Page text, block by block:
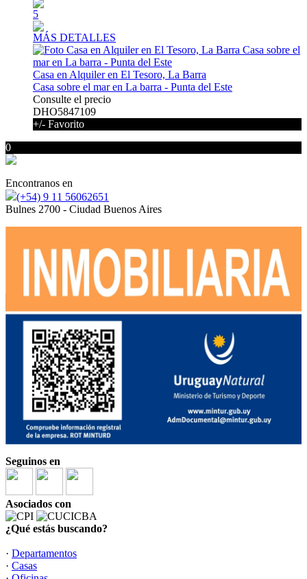
5
MÁS DETALLES
Casa en Alquiler en El Tesoro, La Barra
Casa sobre el mar en La barra - Punta del Este
Consulte el precio
DHO5847109
+/- Favorito
0
Encontranos en
(+54) 9 11 56062651
Bulnes 2700 - Ciudad Buenos Aires
Seguinos en
Asociados con
¿Qué estás buscando?
· Departamentos
· Casas